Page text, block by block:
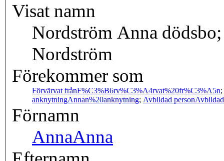
Visat namn
Nordström Anna
Nordström
Förekommer som
Förvärvat frånF%C3%B6rv%C3%A4rvat%20fr%C3%A5n;
anknytningAnnan%20anknytning; Avbildad person
Förnamn
AnnaAnna